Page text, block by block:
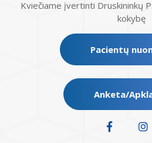
Kviečiame įvertinti Druskininkų
kokybę
Pacientų
Anketa/